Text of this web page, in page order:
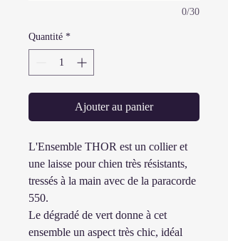
0/30
Quantité *
Ajouter au panier
L'Ensemble THOR est un collier et
une laisse pour chien très résistants,
tressés à la main avec de la paracorde
550.
Le dégradé de vert donne à cet
ensemble un aspect très chic, idéal